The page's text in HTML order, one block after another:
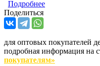
Подробнее
Поделиться
для оптовых покупателей
подробная информация на
покупателям»